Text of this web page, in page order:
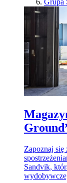
Zapoznaj
Sandvik,